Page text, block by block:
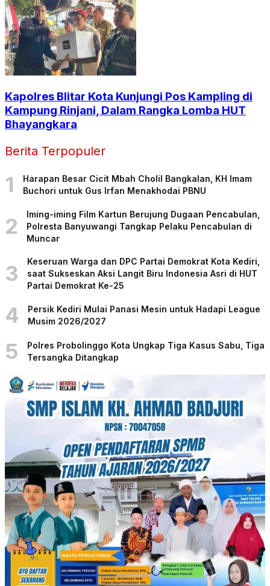
Kapolres Blitar Kota Kunjungi Pos Kampling di
Kampung Rinjani, Dalam Rangka Lomba HUT
Bhayangkara
Berita Terpopuler
1
Harapan Besar Cicit Mbah Cholil Bangkalan, KH Imam
Buchori untuk Gus Irfan Menakhodai PBNU
2
Iming-iming Film Kartun Berujung Dugaan Pencabulan,
Polresta Banyuwangi Tangkap Pelaku Pencabulan di
Muncar
3
Keseruan Warga dan DPC Partai Demokrat Kota Kediri,
saat Sukseskan Aksi Langit Biru Indonesia Asri di HUT
Partai Demokrat Ke-25
4
Persik Kediri Mulai Panasi Mesin untuk Hadapi League
Musim 2026/2027
5
Polres Probolinggo Kota Ungkap Tiga Kasus Sabu, Tiga
Tersangka Ditangkap